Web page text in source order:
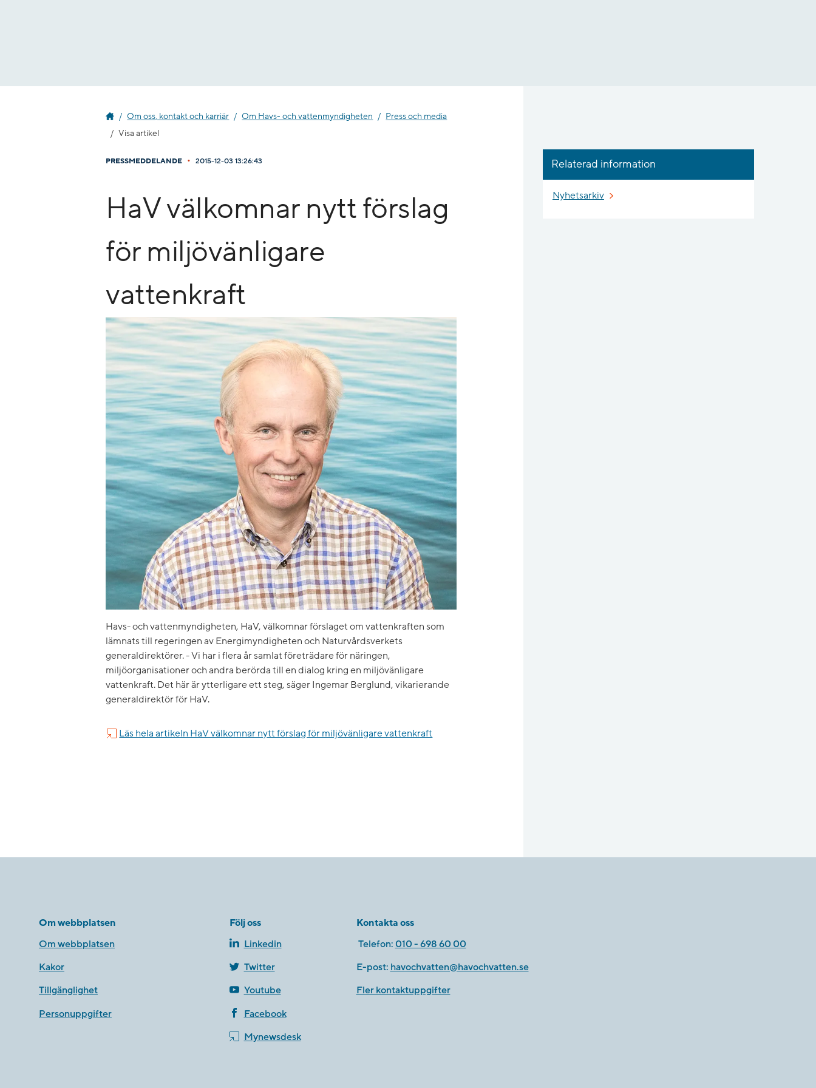
Om oss, kontakt och karriär Om Havs- och vatten­myndigheten
Press och media
Visa artikel
PRESSMEDDELANDE • 2015-12-03 13:26:43
HaV välkomnar nytt förslag
för miljövänligare
vattenkraft
Havs- och vattenmyndigheten, HaV, välkomnar förslaget om vattenkraften som
lämnats till regeringen av Energimyndigheten och Naturvårdsverkets
generaldirektörer. - Vi har i flera år samlat företrädare för näringen,
miljöorganisationer och andra berörda till en dialog kring en miljövänligare
vattenkraft. Det här är ytterligare ett steg, säger Ingemar Berglund, vikarierande
generaldirektör för HaV.
Läs hela artikeln HaV välkomnar nytt förslag för miljövänligare vattenkraft
Relaterad information
Nyhetsarkiv
Om webbplatsen
Om webbplatsen
Kakor
Tillgänglighet
Personuppgifter
Följ oss
Linkedin
Twitter
Youtube
Facebook
Mynewsdesk
Kontakta oss
Telefon: 010 - 698 60 00
E-post: havochvatten@havochvatten.se
Fler kontaktuppgifter